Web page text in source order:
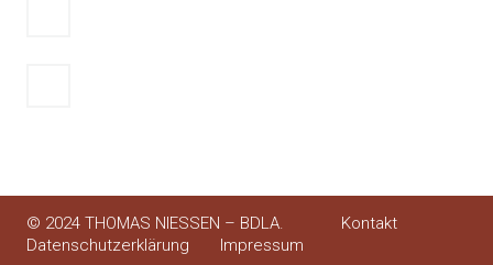
© 2024 THOMAS NIESSEN – BDLA.
Kontakt
Datenschutzerklärung
Impressum